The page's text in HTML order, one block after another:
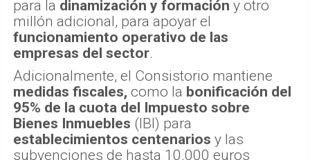
para la dinamización y formación y otro
millón adicional, para apoyar el
funcionamiento operativo de las
empresas del sector.
Adicionalmente, el Consistorio mantiene
medidas fiscales, como la bonificación del
95% de la cuota del Impuesto sobre
Bienes Inmuebles (IBI) para
establecimientos centenarios y las
subvenciones de hasta 10.000 euros